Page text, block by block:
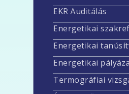
EKR Auditálás
Energetikai
Energetikai
Energetikai
Termográfiai